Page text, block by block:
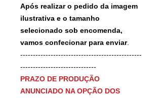
Após realizar o pedido da imagem
ilustrativa e o tamanho
selecionado sob encomenda,
vamos confecionar para enviar.
------------------------------------------------
------------------------------
PRAZO DE PRODUÇÃO
ANUNCIADO NA OPÇÃO DOS